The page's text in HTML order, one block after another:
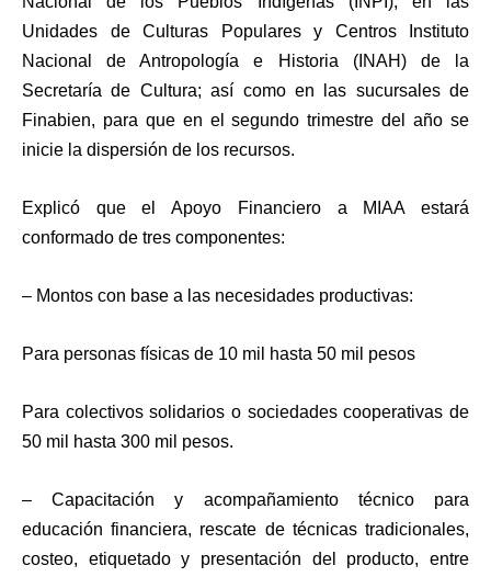
Unidades de Culturas Populares y Centros Instituto
Nacional de Antropología e Historia (INAH) de la
Secretaría de Cultura; así como en las sucursales de
Finabien, para que en el segundo trimestre del año se
inicie la dispersión de los recursos.
Explicó que el Apoyo Financiero a MIAA estará
conformado de tres componentes:
– Montos con base a las necesidades productivas:
Para personas físicas de 10 mil hasta 50 mil pesos
Para colectivos solidarios o sociedades cooperativas de
50 mil hasta 300 mil pesos.
– Capacitación y acompañamiento técnico para
educación financiera, rescate de técnicas tradicionales,
costeo, etiquetado y presentación del producto, entre